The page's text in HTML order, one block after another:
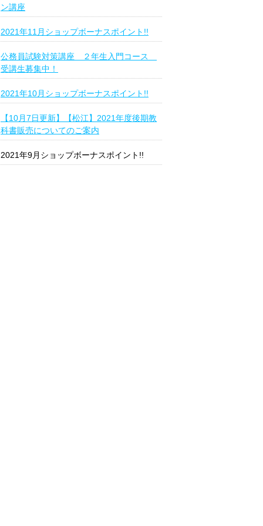
ン講座
2021年11月ショップボーナスポイント!!
公務員試験対策講座 ２年生入門コース
受講生募集中！
2021年10月ショップボーナスポイント!!
【10月7日更新】【松江】2021年度後期教
科書販売についてのご案内
2021年9月ショップボーナスポイント!!